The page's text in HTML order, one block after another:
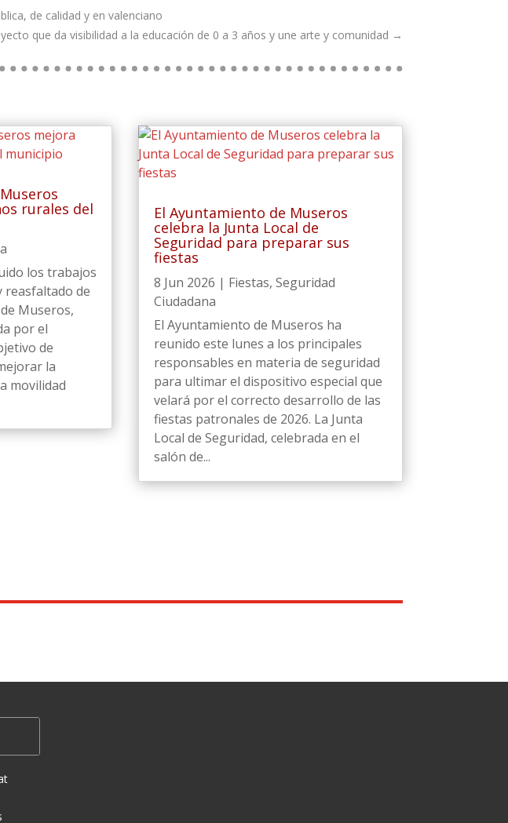
de calidad y en valenciano
que da visibilidad a la educación de 0 a 3 años y une arte y comunidad →
rurales del
los trabajos
reasfaltado de
Museros,
por el
de
la
movilidad
El Ayuntamiento de Museros
celebra la Junta Local de
Seguridad para preparar sus
fiestas
8 Jun 2026 | Fiestas, Seguridad
Ciudadana
El Ayuntamiento de Museros ha
reunido este lunes a los principales
responsables en materia de seguridad
para ultimar el dispositivo especial que
velará por el correcto desarrollo de las
fiestas patronales de 2026. La Junta
Local de Seguridad, celebrada en el
salón de...